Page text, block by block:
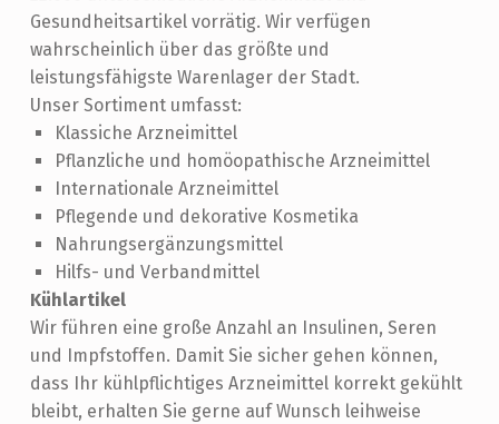
Gesundheitsartikel vorrätig. Wir verfügen
wahrscheinlich über das größte und
leistungsfähigste Warenlager der Stadt.
Unser Sortiment umfasst:
Klassiche Arzneimittel
Pflanzliche und homöopathische Arzneimittel
Internationale Arzneimittel
Pflegende und dekorative Kosmetika
Nahrungsergänzungsmittel
Hilfs- und Verbandmittel
Kühlartikel
Wir führen eine große Anzahl an Insulinen, Seren
und Impfstoffen. Damit Sie sicher gehen können,
dass Ihr kühlpflichtiges Arzneimittel korrekt gekühlt
bleibt, erhalten Sie gerne auf Wunsch leihweise